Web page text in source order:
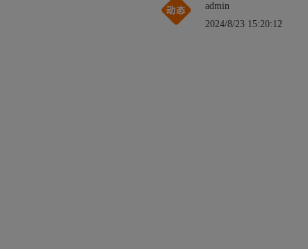
admin
2024/8/23 15:20:12